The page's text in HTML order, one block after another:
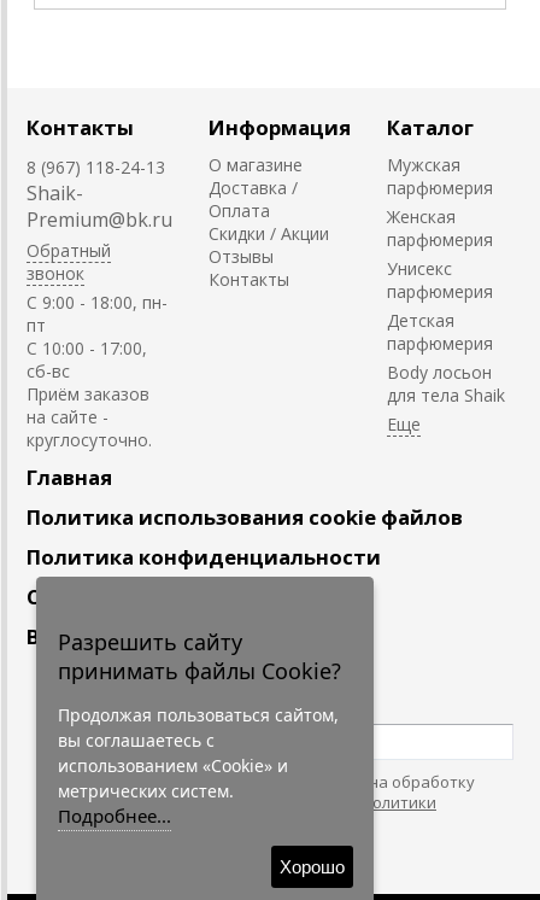
Контакты
8 (967) 118-24-13
Shaik-
Premium@bk.ru
Обратный
звонок
C 9:00 - 18:00, пн-
пт
С 10:00 - 17:00,
сб-вс
Приём заказов
на сайте -
круглосуточно.
Информация
О магазине
Доставка /
Оплата
Скидки / Акции
Отзывы
Контакты
Каталог
Мужская
парфюмерия
Женская
парфюмерия
Унисекс
парфюмерия
Детская
парфюмерия
Body лосьон
для тела Shaik
Главная
Политика использования cookie файлов
Политика конфиденциальности
Сотрудничество
Вакансии
Подпишитесь
Нажимая на кнопку, я даю согласие на обработку
персональных данных. С условиями
"Политики
Конфидециальности"
Разрешить сайту
принимать файлы Cookie?
Продолжая пользоваться сайтом,
вы соглашаетесь с
использованием «Cookie» и
метрических систем.
Подробнее...
Хорошо